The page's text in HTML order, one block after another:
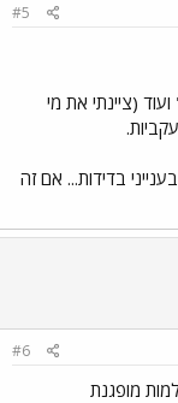
#5
(ציינתי את מי
בדידות... אם זה
#6
מופגנת